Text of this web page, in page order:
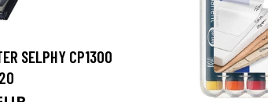
SELPHY CP1300